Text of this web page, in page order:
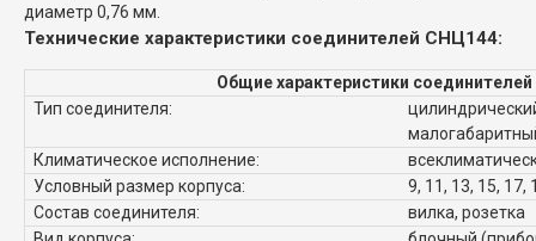
диаметр 0,76 мм.
Технические характеристики соединителей СНЦ144:
Общие характеристики
Тип соединителя:
Климатическое исполнение:
Условный размер корпуса:
9, 11, 13, 15, 17,
Состав соединителя:
вилка, розетка